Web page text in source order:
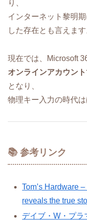
り、
インターネット黎明
した存在とも言えます
現在では、Microsoft
オンラインアカウン
となり、
物理キー入力の時代
📚 参考リンク
Tom’s Hardware
reveals the true
デイブ・W・プラ